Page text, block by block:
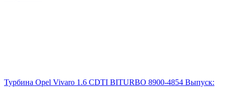
Турбина Opel Vivaro 1.6 CDTI BITURBO 8900-4854 Выпуск: